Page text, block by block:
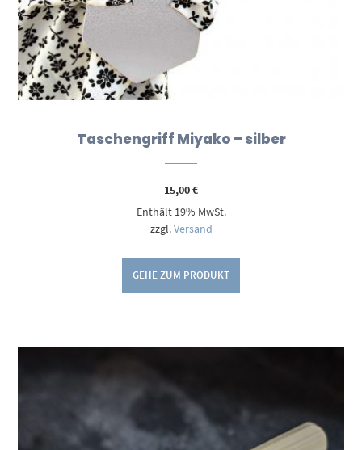
Taschengriff Miyako – silber
15,00€
Enthält 19% MwSt.
zzgl.Versand
GEHE ZUM PRODUKT